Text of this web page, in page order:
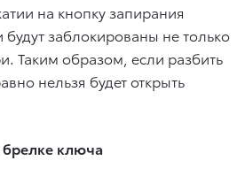
на кнопку запирания
заблокированы не только
Таким образом, если разбить
нельзя будет открыть
ключа